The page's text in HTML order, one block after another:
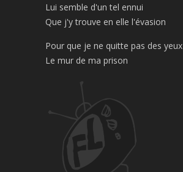
Lui semble d'un tel ennui
Que j'y trouve en elle l'évasion
Pour que je ne quitte pas des yeux
Le mur de ma prison